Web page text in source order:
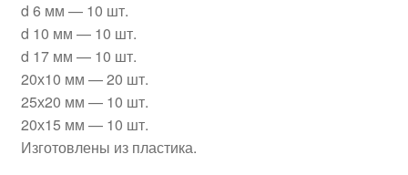
d 6 мм — 10 шт.
d 10 мм — 10 шт.
d 17 мм — 10 шт.
20х10 мм — 20 шт.
25х20 мм — 10 шт.
20х15 мм — 10 шт.
Изготовлены из пластика.